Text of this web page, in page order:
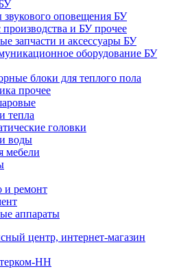
оповещения БУ
производства и БУ прочее
запчасти и аксессуары БУ
оборудование БУ
блоки для теплого пола
прочее
тепла
головки
воды
мебели
и ремонт
аппараты
центр, интернет-магазин
НН